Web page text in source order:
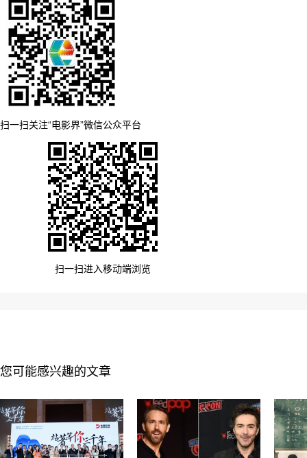
扫一扫关注“电影界”微信公众平台
扫一扫进入移动端浏览
您可能感兴趣的文章